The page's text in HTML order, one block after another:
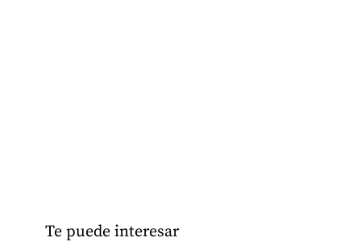
Te puede interesar